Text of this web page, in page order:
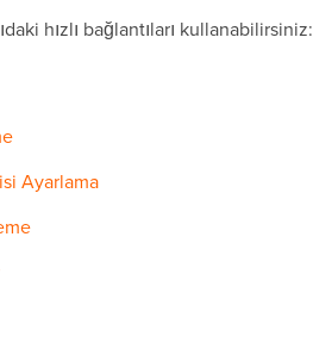
hızlı bağlantıları kullanabilirsiniz:
Ayarlama